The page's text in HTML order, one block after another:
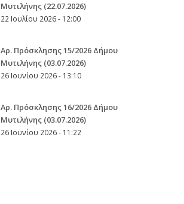
Μυτιλήνης (22.07.2026)
22 Ιουλίου 2026 - 12:00
Aρ. Πρόσκλησης 15/2026 Δήμου
Μυτιλήνης (03.07.2026)
26 Ιουνίου 2026 - 13:10
Aρ. Πρόσκλησης 16/2026 Δήμου
Μυτιλήνης (03.07.2026)
26 Ιουνίου 2026 - 11:22